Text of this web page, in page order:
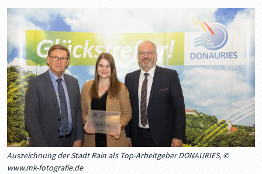
Auszeichnung der Stadt Rain als Top-Arbeitgeber DONAURIES, ©
www.mk-fotografie.de